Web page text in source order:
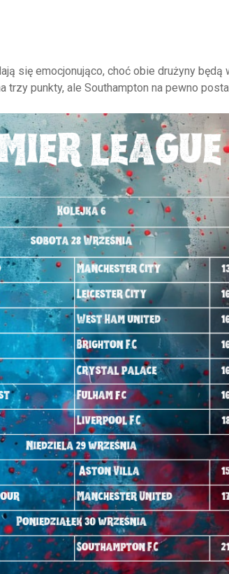
się emocjonująco, choć obie drużyny
trzy punkty, ale Southampton na pewno